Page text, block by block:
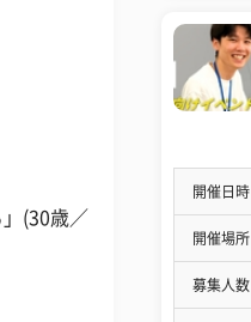
(30歳／
開催日時
開催場所
募集人数